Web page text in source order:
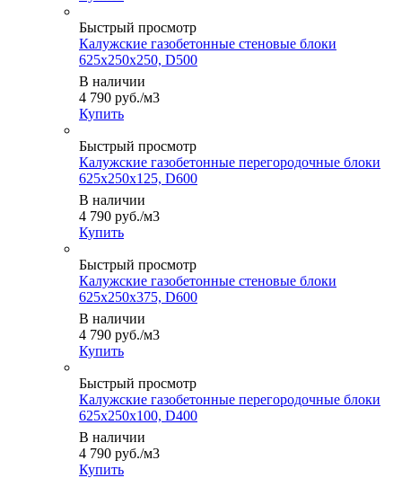
Быстрый просмотр
Калужские газобетонные стеновые блоки
625x250x250, D500
В наличии
4 790 руб./м3
Купить
Быстрый просмотр
Калужские газобетонные перегородочные блоки
625x250x125, D600
В наличии
4 790 руб./м3
Купить
Быстрый просмотр
Калужские газобетонные стеновые блоки
625x250x375, D600
В наличии
4 790 руб./м3
Купить
Быстрый просмотр
Калужские газобетонные перегородочные блоки
625x250x100, D400
В наличии
4 790 руб./м3
Купить